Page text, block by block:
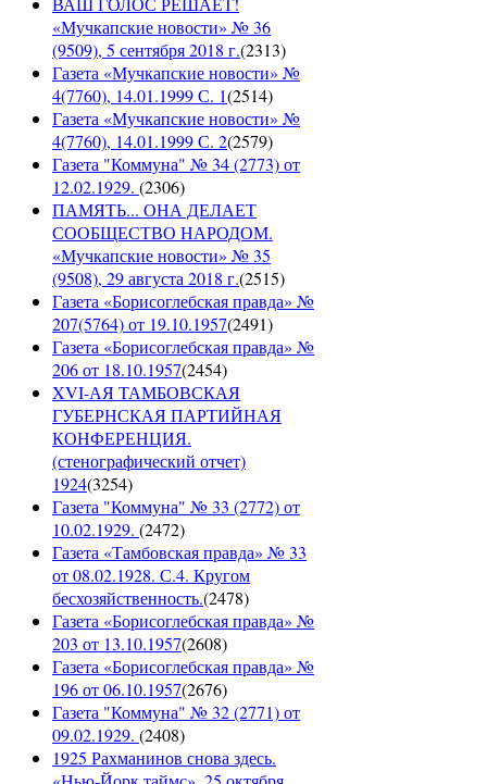
«Мучкапские новости» № 36
(9509), 5 сентября 2018 г.(2313)
Газета «Мучкапские новости» №
4(7760), 14.01.1999 С. 1(2514)
Газета «Мучкапские новости» №
4(7760), 14.01.1999 С. 2(2579)
Газета "Коммуна" № 34 (2773) от
12.02.1929. (2306)
ПАМЯТЬ... ОНА ДЕЛАЕТ
СООБЩЕСТВО НАРОДОМ.
«Мучкапские новости» № 35
(9508), 29 августа 2018 г.(2515)
Газета «Борисоглебская правда» №
207(5764) от 19.10.1957(2491)
Газета «Борисоглебская правда» №
206 от 18.10.1957(2454)
XVI-АЯ ТАМБОВСКАЯ
ГУБЕРНСКАЯ ПАРТИЙНАЯ
КОНФЕРЕНЦИЯ.
(стенографический отчет)
1924(3254)
Газета "Коммуна" № 33 (2772) от
10.02.1929. (2472)
Газета «Тамбовская правда» № 33
от 08.02.1928. С.4. Кругом
бесхозяйственность.(2478)
Газета «Борисоглебская правда» №
203 от 13.10.1957(2608)
Газета «Борисоглебская правда» №
196 от 06.10.1957(2676)
Газета "Коммуна" № 32 (2771) от
09.02.1929. (2408)
1925 Рахманинов снова здесь.